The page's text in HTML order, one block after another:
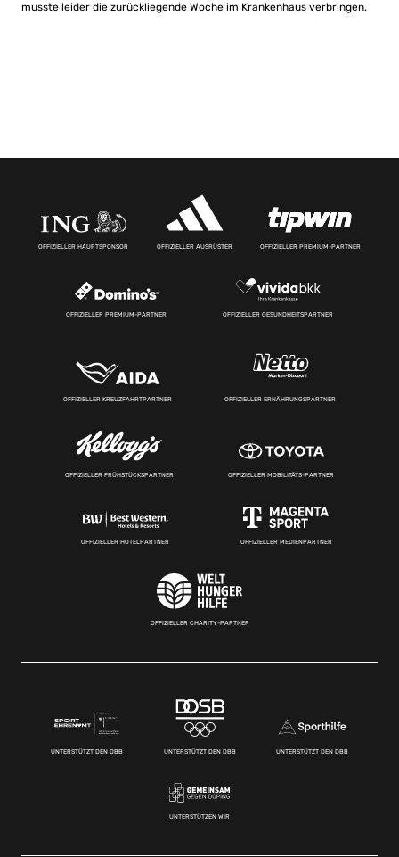
musste leider die zurückliegende Woche im Krankenhaus verbringen.
OFFIZIELLER HAUPTSPONSOR OFFIZIELLER AUSRÜSTER OFFIZIELLER PREMIUM-PARTNER
OFFIZIELLER PREMIUM-PARTNER OFFIZIELLER GESUNDHEITSPARTNER
OFFIZIELLER KREUZFAHRTPARTNER OFFIZIELLER ERNÄHRUNGSPARTNER
OFFIZIELLER FRÜHSTÜCKSPARTNER OFFIZIELLER MOBILITÄTS-PARTNER
OFFIZIELLER HOTELPARTNER OFFIZIELLER MEDIENPARTNER
OFFIZIELLER CHARITY-PARTNER
UNTERSTÜTZT DEN DBB UNTERSTÜTZT DEN DBB UNTERSTÜTZT DEN DBB
UNTERSTÜTZEN WIR